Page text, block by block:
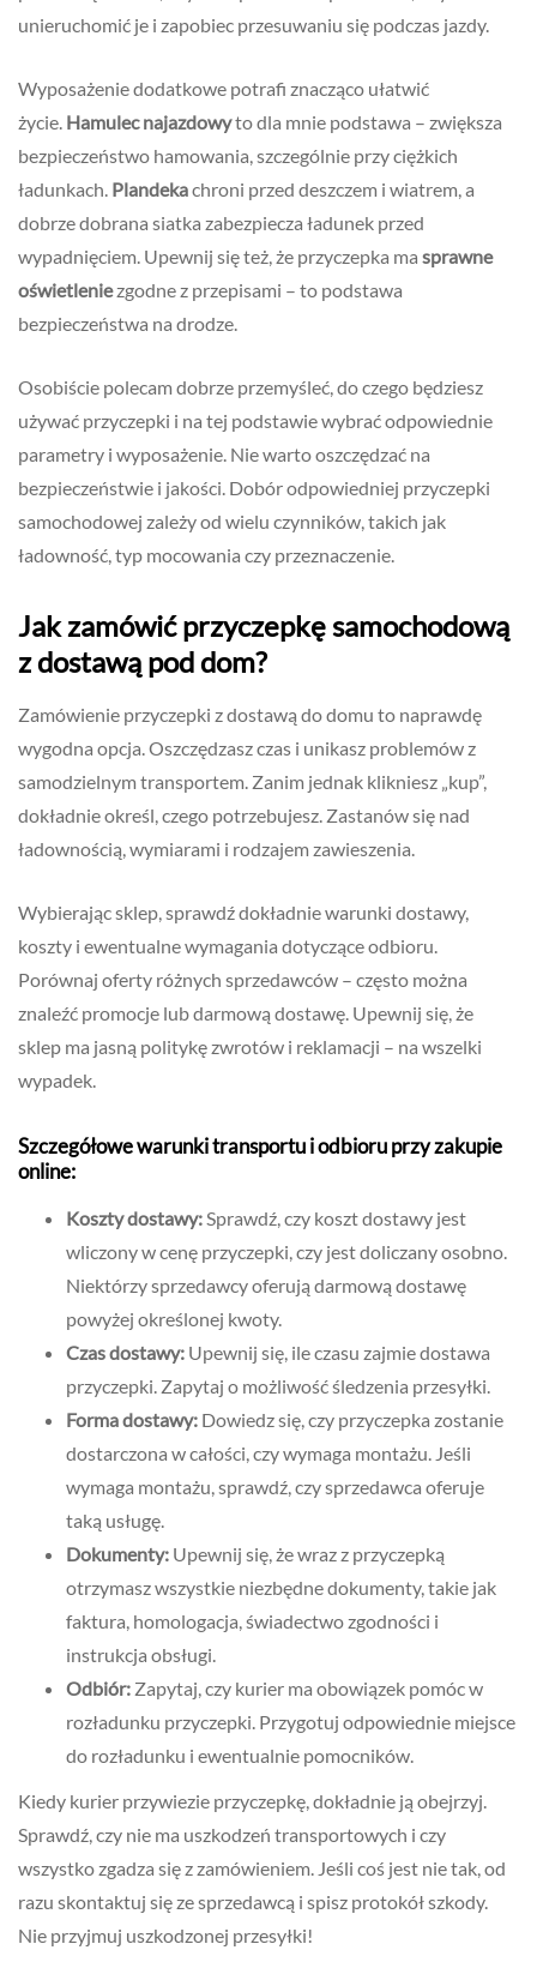
unieruchomić je i zapobiec przesuwaniu się podczas jazdy.
Wyposażenie dodatkowe potrafi znacząco ułatwić
życie. Hamulec najazdowyto dla mnie podstawa – zwiększa
bezpieczeństwo hamowania, szczególnie przy ciężkich
ładunkach. Plandekachroni przed deszczem i wiatrem, a
dobrze dobrana siatka zabezpiecza ładunek przed
wypadnięciem. Upewnij się też, że przyczepka ma sprawne
oświetleniezgodne z przepisami – to podstawa
bezpieczeństwa na drodze.
Osobiście polecam dobrze przemyśleć, do czego będziesz
używać przyczepki i na tej podstawie wybrać odpowiednie
parametry i wyposażenie. Nie warto oszczędzać na
bezpieczeństwie i jakości. Dobór odpowiedniej przyczepki
samochodowej zależy od wielu czynników, takich jak
ładowność, typ mocowania czy przeznaczenie.
Jak zamówić przyczepkę samochodową
z dostawą pod dom?
Zamówienie przyczepki z dostawą do domu to naprawdę
wygodna opcja. Oszczędzasz czas i unikasz problemów z
samodzielnym transportem. Zanim jednak klikniesz „kup”,
dokładnie określ, czego potrzebujesz. Zastanów się nad
ładownością, wymiarami i rodzajem zawieszenia.
Wybierając sklep, sprawdź dokładnie warunki dostawy,
koszty i ewentualne wymagania dotyczące odbioru.
Porównaj oferty różnych sprzedawców – często można
znaleźć promocje lub darmową dostawę. Upewnij się, że
sklep ma jasną politykę zwrotów i reklamacji – na wszelki
wypadek.
Szczegółowe warunki transportu i odbioru przy zakupie
online:
Koszty dostawy: Sprawdź, czy koszt dostawy jest
wliczony w cenę przyczepki, czy jest doliczany osobno.
Niektórzy sprzedawcy oferują darmową dostawę
powyżej określonej kwoty.
Czas dostawy: Upewnij się, ile czasu zajmie dostawa
przyczepki. Zapytaj o możliwość śledzenia przesyłki.
Forma dostawy: Dowiedz się, czy przyczepka zostanie
dostarczona w całości, czy wymaga montażu. Jeśli
wymaga montażu, sprawdź, czy sprzedawca oferuje
taką usługę.
Dokumenty: Upewnij się, że wraz z przyczepką
otrzymasz wszystkie niezbędne dokumenty, takie jak
faktura, homologacja, świadectwo zgodności i
instrukcja obsługi.
Odbiór: Zapytaj, czy kurier ma obowiązek pomóc w
rozładunku przyczepki. Przygotuj odpowiednie miejsce
do rozładunku i ewentualnie pomocników.
Kiedy kurier przywiezie przyczepkę, dokładnie ją obejrzyj.
Sprawdź, czy nie ma uszkodzeń transportowych i czy
wszystko zgadza się z zamówieniem. Jeśli coś jest nie tak, od
razu skontaktuj się ze sprzedawcą i spisz protokół szkody.
Nie przyjmuj uszkodzonej przesyłki!